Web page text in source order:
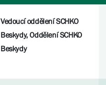
Vedoucí oddělení SCHKO
Beskydy, Oddělení SCHKO
Beskydy